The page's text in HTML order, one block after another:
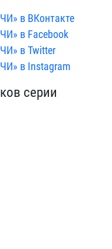
в ВКонтакте
в Facebook
в Twitter
в Instagram
серии